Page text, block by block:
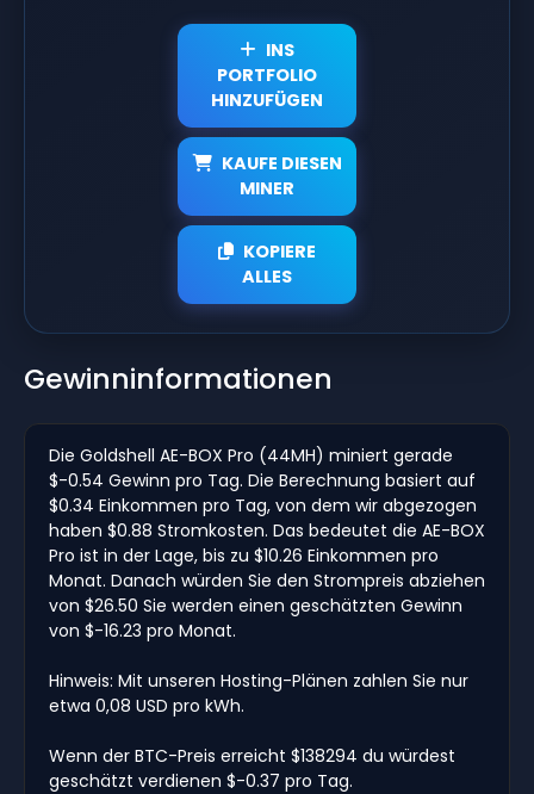
INS
PORTFOLIO
HINZUFÜGEN
KAUFE DIESEN
MINER
KOPIERE
ALLES
Gewinninformationen
Die Goldshell AE-BOX Pro (44MH) miniert gerade
$-0.54 Gewinn pro Tag. Die Berechnung basiert auf
$0.34 Einkommen pro Tag, von dem wir abgezogen
haben $0.88 Stromkosten. Das bedeutet die AE-BOX
Pro ist in der Lage, bis zu $10.26 Einkommen pro
Monat. Danach würden Sie den Strompreis abziehen
von $26.50 Sie werden einen geschätzten Gewinn
von $-16.23 pro Monat.
Hinweis: Mit unseren Hosting-Plänen zahlen Sie nur
etwa 0,08 USD pro kWh.
Wenn der BTC-Preis erreicht $138294 du würdest
geschätzt verdienen $-0.37 pro Tag.